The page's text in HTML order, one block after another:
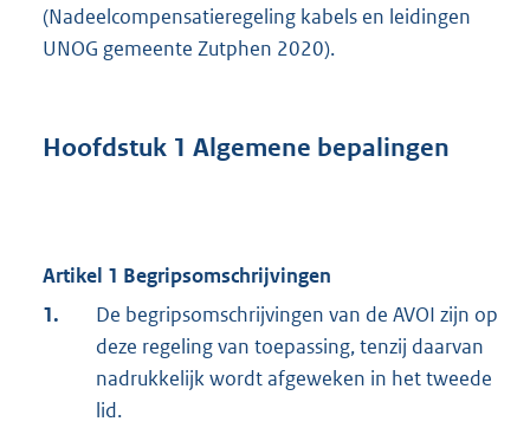
(Nadeelcompensatieregeling kabels en leidingen
UNOG gemeente Zutphen 2020).
Hoofdstuk 1 Algemene bepalingen
Artikel 1 Begripsomschrijvingen
1.
De begripsomschrijvingen van de AVOI zijn op
deze regeling van toepassing, tenzij daarvan
nadrukkelijk wordt afgeweken in het tweede
lid.